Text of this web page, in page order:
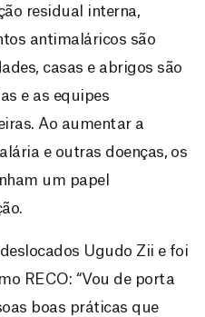
residual interna,
antimaláricos são
casas e abrigos são
e as equipes
Ao aumentar a
e outras doenças, os
um papel
Ugudo Zii e foi
RECO: “Vou de porta
boas práticas que